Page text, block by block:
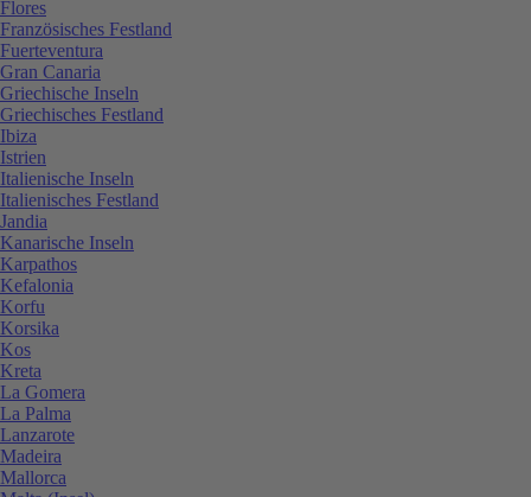
Flores
Französisches Festland
Fuerteventura
Gran Canaria
Griechische Inseln
Griechisches Festland
Ibiza
Istrien
Italienische Inseln
Italienisches Festland
Jandia
Kanarische Inseln
Karpathos
Kefalonia
Korfu
Korsika
Kos
Kreta
La Gomera
La Palma
Lanzarote
Madeira
Mallorca